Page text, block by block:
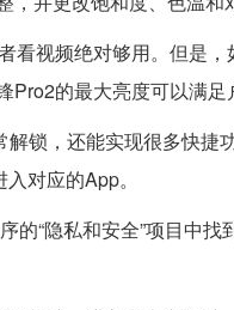
视频绝对够用。但是
的最大亮度可以满足
锁，还能实现很多快捷
对应的App。
的“隐私和安全”项目中